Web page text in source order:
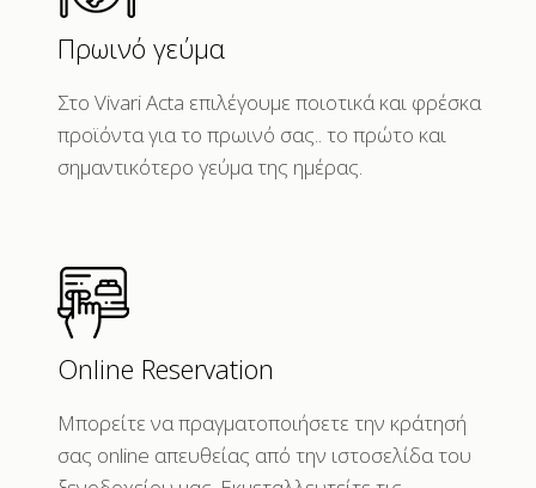
Πρωινό γεύμα
Στο Vivari Acta επιλέγουμε ποιοτικά και φρέσκα
προϊόντα για το πρωινό σας.. το πρώτο και
σημαντικότερο γεύμα της ημέρας.
Online Reservation
Μπορείτε να πραγματοποιήσετε την κράτησή
σας online απευθείας από την ιστοσελίδα του